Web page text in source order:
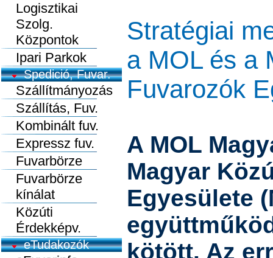
Logisztikai
Szolg.
Központok
Ipari Parkok
Spedició, Fuvar.
Szállítmányozás
Szállítás, Fuv.
Kombinált fuv.
Expressz fuv.
Fuvarbörze
Fuvarbörze
kínálat
Közúti
Érdekképv.
eTudakozók
Stratégiai
a MOL és a
Fuvarozók
A MOL
Magyar
Egyesülete
kötött. Az